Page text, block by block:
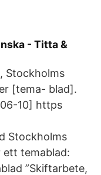
- Titta &
Stockholms
[tema- blad].
10] https
Stockholms
temablad:
”Skiftarbete,